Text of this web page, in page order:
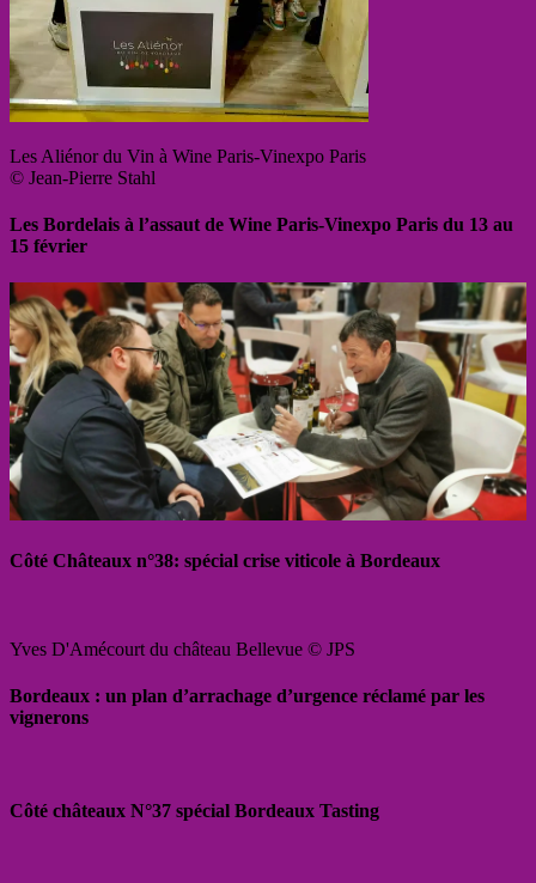
Les Aliénor du Vin à Wine Paris-Vinexpo Paris
© Jean-Pierre Stahl
Les Bordelais à l’assaut de Wine Paris-Vinexpo Paris du 13 au
15 février
Côté Châteaux n°38: spécial crise viticole à Bordeaux
Yves D'Amécourt du château Bellevue © JPS
Bordeaux : un plan d’arrachage d’urgence réclamé par les
vignerons
Côté châteaux N°37 spécial Bordeaux Tasting